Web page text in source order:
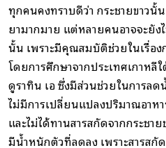
ทุกคนคงทราบดีว่า กระชายขาว
ยามากมาย แต่หลายคนอาจจะยัง
นั้น เพราะมีคุณสมบัติช่วยในเรื่อ
โดยการศึกษาจากประเทศเกาหลี
ดูราทิน เอ ซึ่งมีส่วนช่วยในการล
ไม่มีการเปลี่ยนแปลงปริมาณอา
และไม่ได้ทานสารสกัดจากกระชา
มีน้ำหนักตัวที่ลดลง เพราะสารสกั